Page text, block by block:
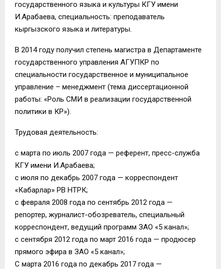
государственного языка и культуры КГУ имени
И.Арабаева, специальность: преподаватель
кыргызского языка и литературы.
В 2014 году получил степень магистра в Департаменте
государственного управления АГУПКР по
специальности государственное и муниципальное
управление – менеджмент (тема диссертационной
работы: «Роль СМИ в реализации государственной
политики в КР»).
Трудовая деятельность:
с марта по июль 2007 года — референт, пресс-служба
КГУ имени И.Арабаева;
с июля по декабрь 2007 года — корреспондент
«Кабарлар» РВ НТРК;
с февраля 2008 года по сентябрь 2012 года —
репортер, журналист-обозреватель, специальный
корреспондент, ведущий программ ЗАО «5 канал»;
с сентября 2012 года по март 2016 года — продюсер
прямого эфира в ЗАО «5 канал»;
С марта 2016 года по декабрь 2017 года —